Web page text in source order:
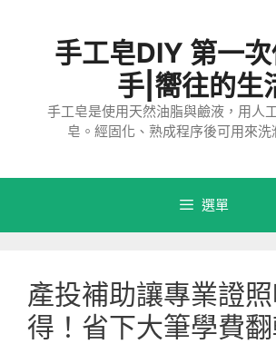
手工皂DIY 第一
手|嚮往的生
手工皂是使用天然油脂與鹼液，用人
皂。經固化、熟成程序後可用來洗
選單
產投補助讓專業證
得！省下大筆學費